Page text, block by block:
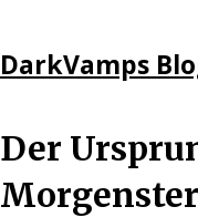
to
DarkVamps
Der